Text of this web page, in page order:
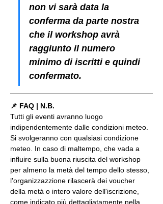
non vi sarà data la
conferma da parte nostra
che il workshop avrà
raggiunto il numero
minimo di iscritti e quindi
confermato.
📌 FAQ | N.B.
Tutti gli eventi avranno luogo
indipendentemente dalle condizioni meteo.
Si svolgeranno con qualsiasi condizione
meteo. In caso di maltempo, che vada a
influire sulla buona riuscita del workshop
per almeno la metà del tempo dello stesso,
l'organizzazzione rilascerà dei voucher
della metà o intero valore dell'iscrizione,
come indicato più dettagliatamente nella